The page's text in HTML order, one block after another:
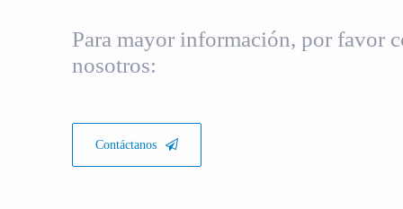
Para mayor información, por favor
nosotros:
Contáctanos